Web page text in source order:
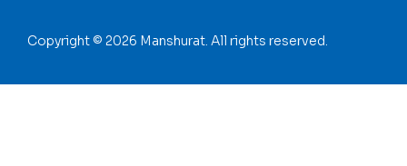
Copyright © 2026 Manshurat. All rights reserved.